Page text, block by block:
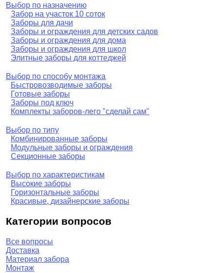
Выбор по назначению
Забор на участок 10 соток
Заборы для дачи
Заборы и ограждения для детских садов
Заборы и ограждения для дома
Заборы и ограждения для школ
Элитные заборы для коттеджей
Выбор по способу монтажа
Быстровозводимые заборы
Готовые заборы
Заборы под ключ
Комплекты заборов-лего "сделай сам"
Выбор по типу
Комбинированные заборы
Модульные заборы и ограждения
Секционные заборы
Выбор по характеристикам
Высокие заборы
Горизонтальные заборы
Красивые, дизайнерские заборы
Категории вопросов
Все вопросы
Доставка
Материал забора
Монтаж